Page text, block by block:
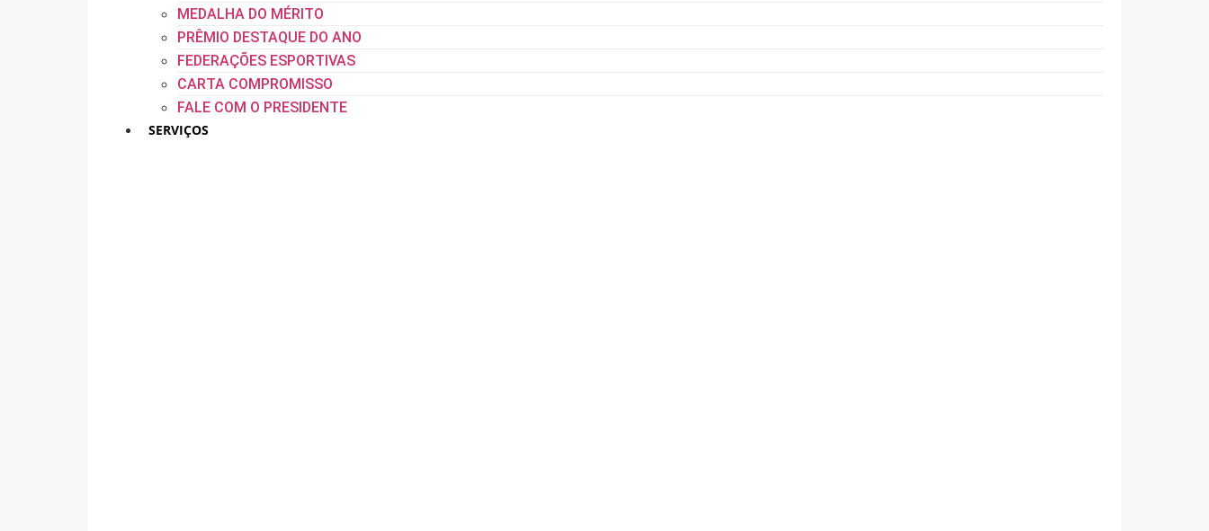
MEDALHA DO MÉRITO
PRÊMIO DESTAQUE DO ANO
FEDERAÇÕES ESPORTIVAS
CARTA COMPROMISSO
FALE COM O PRESIDENTE
SERVIÇOS